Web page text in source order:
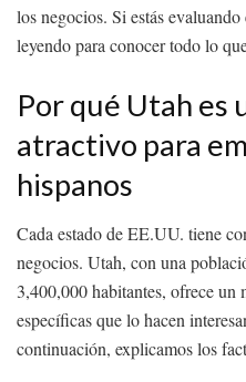
los negocios. Si estás
leyendo para conocer todo lo
Por qué Utah es
atractivo para
hispanos
Cada estado de EE.UU. tiene
negocios. Utah, con una
3,400,000 habitantes, ofrece un
específicas que lo hacen
continuación, explicamos los